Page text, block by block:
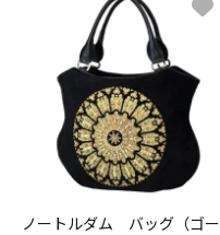
ノートルダム バッグ（ゴー